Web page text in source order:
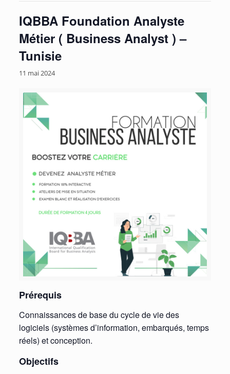
IQBBA Foundation Analyste
Métier ( Business Analyst ) –
Tunisie
11 mai 2024
Prérequis
Connaissances de base du cycle de vie des
logiciels (systèmes d’information, embarqués, temps
réels) et conception.
Objectifs